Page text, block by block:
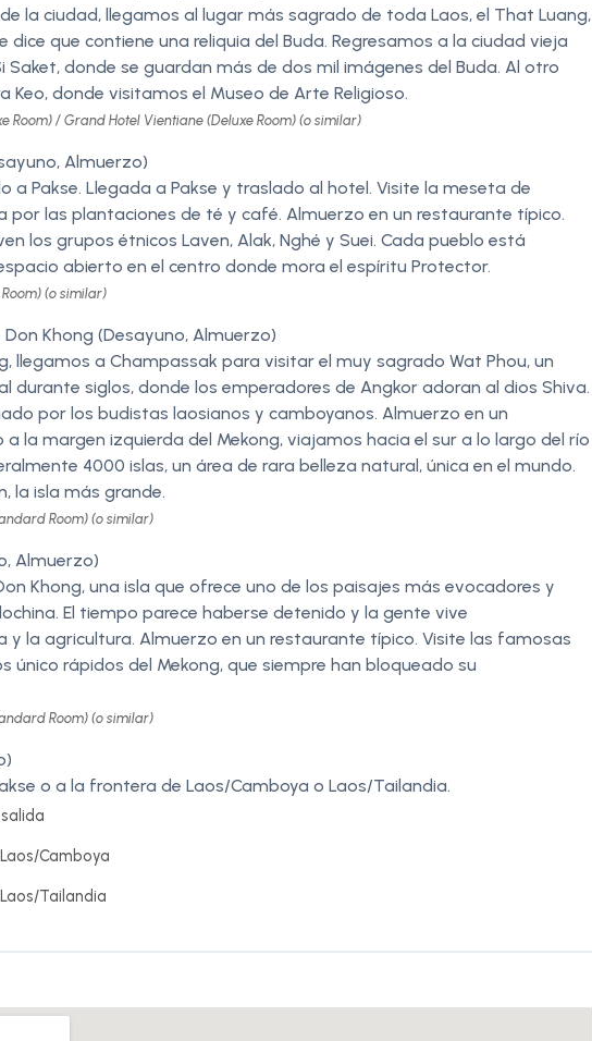
la ciudad, llegamos al lugar más sagrado de toda Laos, el That Luang,
que contiene una reliquia del Buda. Regresamos a la ciudad vieja
donde se guardan más de dos mil imágenes del Buda. Al otro
Keo, donde visitamos el Museo de Arte Religioso.
Room) / Grand Hotel Vientiane (Deluxe Room) (o similar)
Almuerzo)
a Pakse. Llegada a Pakse y traslado al hotel. Visite la meseta de
por las plantaciones de té y café. Almuerzo en un restaurante típico.
los grupos étnicos Laven, Alak, Nghé y Suei. Cada pueblo está
abierto en el centro donde mora el espíritu Protector.
(o similar)
Khong (Desayuno, Almuerzo)
llegamos a Champassak para visitar el muy sagrado Wat Phou, un
durante siglos, donde los emperadores de Angkor adoran al dios Shiva.
por los budistas laosianos y camboyanos. Almuerzo en un
la margen izquierda del Mekong, viajamos hacia el sur a lo largo del río
4000 islas, un área de rara belleza natural, única en el mundo.
la isla más grande.
Room) (o similar)
Almuerzo)
Khong, una isla que ofrece uno de los paisajes más evocadores y
El tiempo parece haberse detenido y la gente vive
y la agricultura. Almuerzo en un restaurante típico. Visite las famosas
único rápidos del Mekong, que siempre han bloqueado su
Room) (o similar)
o a la frontera de Laos/Camboya o Laos/Tailandia.
Camboya
Tailandia